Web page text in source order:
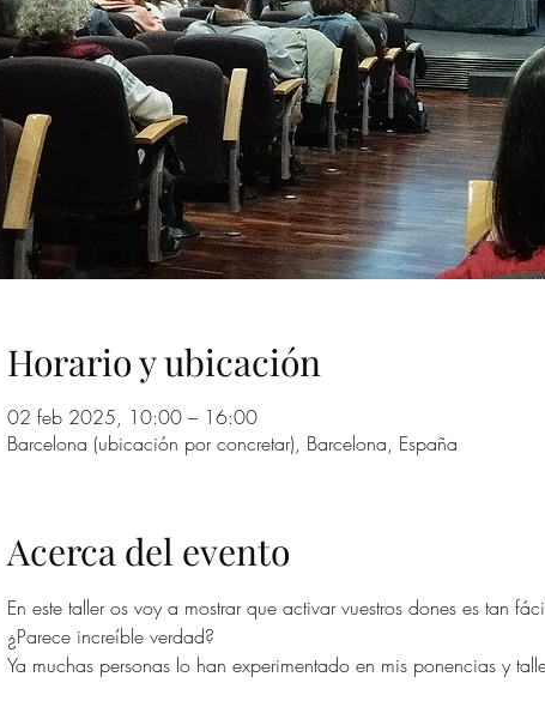
Horario y ubicación
02 feb 2025, 10:00 – 16:00
Barcelona (ubicación por concretar), Barcelona, España
Acerca del evento
En este taller os voy a mostrar que activar vuestros dones es tan
¿Parece increíble verdad?
Ya muchas personas lo han experimentado en mis ponencias y